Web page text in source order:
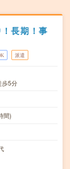
長期！事
派遣
歩5分
間)